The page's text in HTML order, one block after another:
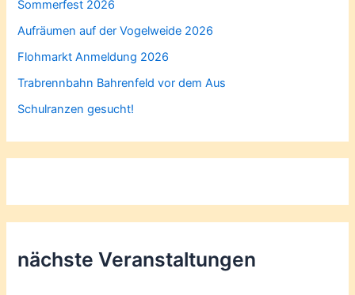
Sommerfest 2026
Aufräumen auf der Vogelweide 2026
Flohmarkt Anmeldung 2026
Trabrennbahn Bahrenfeld vor dem Aus
Schulranzen gesucht!
nächste Veranstaltungen